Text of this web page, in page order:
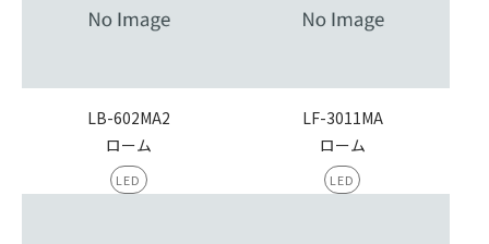
LB-602MA2
ローム
LED
LF-3011MA
ローム
LED